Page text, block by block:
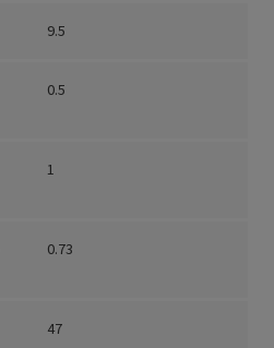
9.5
0.5
1
0.73
47